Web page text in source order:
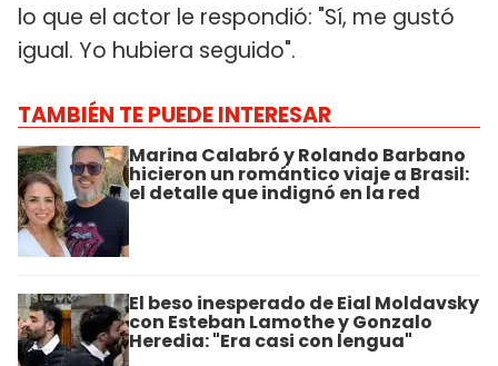
lo que el actor le respondió: "Sí, me gustó
igual. Yo hubiera seguido".
TAMBIÉN TE PUEDE INTERESAR
Marina Calabró y Rolando Barbano
hicieron un romántico viaje a Brasil:
el detalle que indignó en la red
El beso inesperado de Eial Moldavsky
con Esteban Lamothe y Gonzalo
Heredia: "Era casi con lengua"